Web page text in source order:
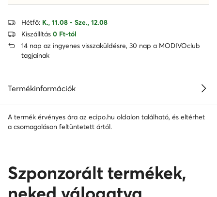
Hétfő: K., 11.08 - Sze., 12.08
Kiszállítás 0 Ft-tól
14 nap az ingyenes visszaküldésre, 30 nap a MODIVOclub
tagjainak
Termékinformációk
A termék érvényes ára az ecipo.hu oldalon található, és eltérhet
a csomagoláson feltüntetett ártól.
Szponzorált termékek,